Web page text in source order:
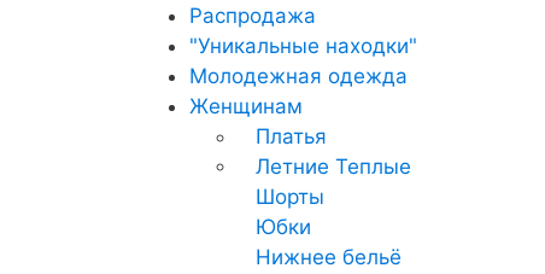
Распродажа
"Уникальные находки"
Молодежная одежда
Женщинам
Платья
Летние Теплые
Шорты
Юбки
Нижнее бельё